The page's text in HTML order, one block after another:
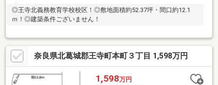
◎王寺北義務教育学校校区！◎敷地面積約52.37坪・間口約12.1
ｍ！◎建築条件ございません！
奈良県北葛城郡王寺町本町３丁目 1,598万円
1,598万円